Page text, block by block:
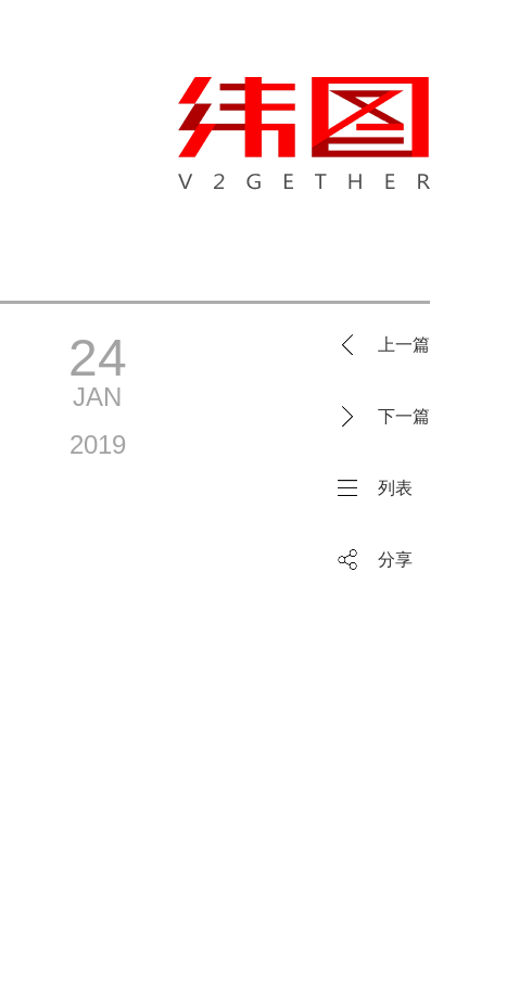
24
JAN
2019
上一篇
下一篇
列表
分享